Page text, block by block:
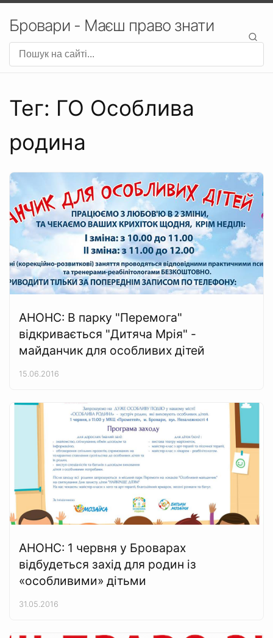
Бровари - Маєш право знати
Тег: ГО Особлива
родина
АНОНС: В парку "Перемога"
відкривається "Дитяча Мрія" -
майданчик для особливих дітей
15.06.2016
АНОНС: 1 червня у Броварах
відбудеться захід для родин із
«особливими» дітьми
31.05.2016